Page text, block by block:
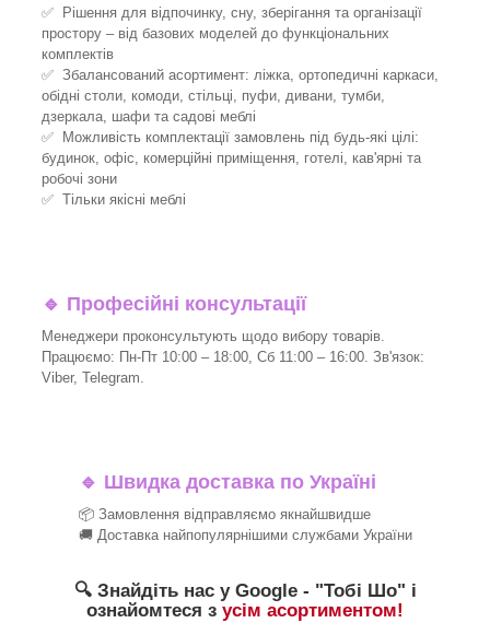
✅ Рішення для відпочинку, сну, зберігання та організації
простору – від базових моделей до функціональних
комплектів
✅ Збалансований асортимент: ліжка, ортопедичні каркаси,
обідні столи, комоди, стільці, пуфи, дивани, тумби,
дзеркала, шафи та садові меблі
✅ Можливість комплектації замовлень під будь-які цілі:
будинок, офіс, комерційні приміщення, готелі, кав'ярні та
робочі зони
✅ Тільки якісні меблі
🔹 Професійні консультації
Менеджери проконсультують щодо вибору товарів.
Працюємо: Пн-Пт 10:00 – 18:00, Сб 11:00 – 16:00. Зв'язок:
Viber, Telegram.
🔹 Швидка доставка по Україні
📦 Замовлення відправляємо якнайшвидше
🚚 Доставка найпопулярнішими службами України
🔍 Знайдіть нас у Google - "Тобі Шо" і
ознайомтеся з усім асортиментом!